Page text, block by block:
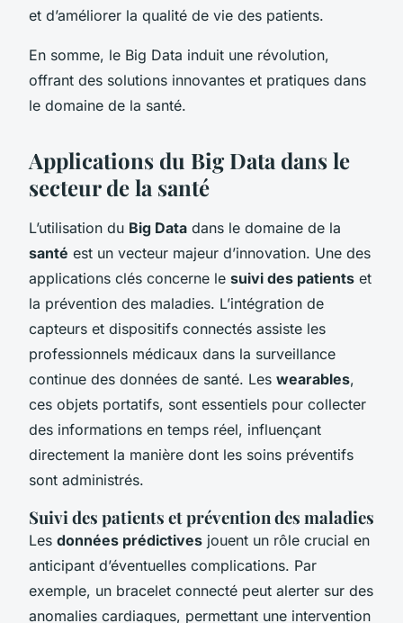
et d’améliorer la qualité de vie des patients.
En somme, le Big Data induit une révolution,
offrant des solutions innovantes et pratiques dans
le domaine de la santé.
Applications du Big Data dans le
secteur de la santé
L’utilisation du Big Data dans le domaine de la
santé est un vecteur majeur d’innovation. Une des
applications clés concerne le suivi des patients et
la prévention des maladies. L’intégration de
capteurs et dispositifs connectés assiste les
professionnels médicaux dans la surveillance
continue des données de santé. Les wearables,
ces objets portatifs, sont essentiels pour collecter
des informations en temps réel, influençant
directement la manière dont les soins préventifs
sont administrés.
Suivi des patients et prévention des maladies
Les données prédictives jouent un rôle crucial en
anticipant d’éventuelles complications. Par
exemple, un bracelet connecté peut alerter sur des
anomalies cardiaques, permettant une intervention